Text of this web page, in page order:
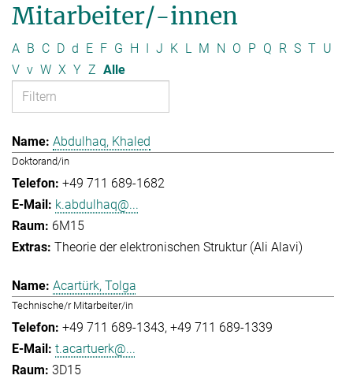
Mitarbeiter/-innen
A B C D d E F G H J K L M N O P Q R S T U
V v W X Y Z Alle
Abdulhaq, Khaled
Doktorand/in
+49 711 689-1682
k.abdulhaq@...
6M15
Theorie der elektronischen Struktur (Ali Alavi)
Acartürk, Tolga
Technische/r Mitarbeiter/in
+49 711 689-1343 +49 711 689-1339
t.acartuerk@...
3D15